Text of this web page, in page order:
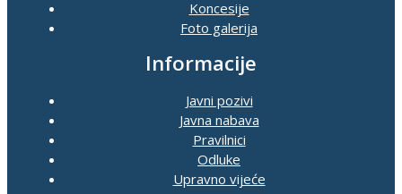
Koncesije
Foto galerija
Informacije
Javni pozivi
Javna nabava
Pravilnici
Odluke
Upravno vijeće